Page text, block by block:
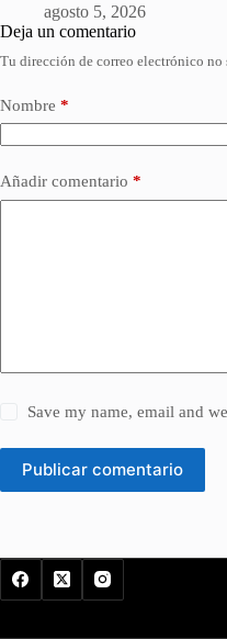
agosto 5, 2026
Deja un comentario
Tu dirección de correo electrónico no
Nombre *
Añadir comentario *
Save my name, email and
Publicar comentario